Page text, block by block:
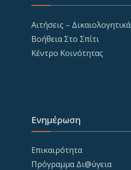
Αιτήσεις – Δικαιολογητικά
Βοήθεια Στο Σπίτι
Κέντρο Κοινότητας
Ενημέρωση
Επικαιρότητα
Πρόγραμμα Δι@ύγεια